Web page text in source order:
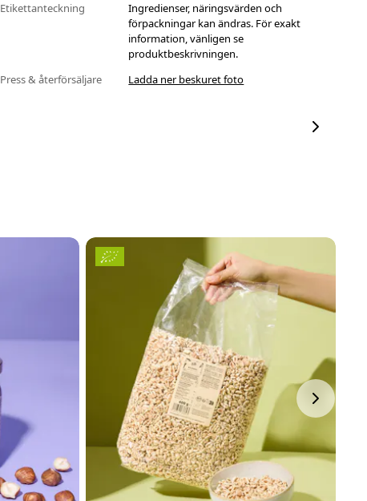
Etikettanteckning
Ingredienser, näringsvärden och
förpackningar kan ändras. För exakt
information, vänligen se
produktbeskrivningen.
Press & återförsäljare
Ladda ner beskuret foto